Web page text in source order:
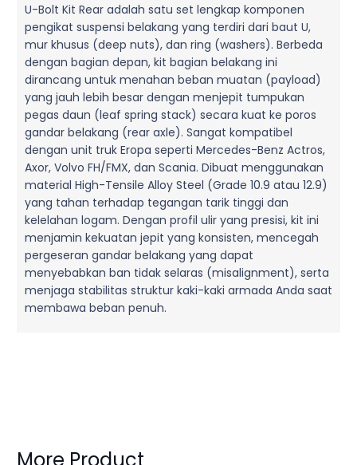
U-Bolt Kit Rear adalah satu set lengkap komponen
pengikat suspensi belakang yang terdiri dari baut U,
mur khusus (deep nuts), dan ring (washers). Berbeda
dengan bagian depan, kit bagian belakang ini
dirancang untuk menahan beban muatan (payload)
yang jauh lebih besar dengan menjepit tumpukan
pegas daun (leaf spring stack) secara kuat ke poros
gandar belakang (rear axle). Sangat kompatibel
dengan unit truk Eropa seperti Mercedes-Benz Actros,
Axor, Volvo FH/FMX, dan Scania. Dibuat menggunakan
material High-Tensile Alloy Steel (Grade 10.9 atau 12.9)
yang tahan terhadap tegangan tarik tinggi dan
kelelahan logam. Dengan profil ulir yang presisi, kit ini
menjamin kekuatan jepit yang konsisten, mencegah
pergeseran gandar belakang yang dapat
menyebabkan ban tidak selaras (misalignment), serta
menjaga stabilitas struktur kaki-kaki armada Anda saat
membawa beban penuh.